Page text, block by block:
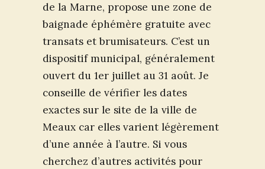
de la Marne, propose une zone de
baignade éphémère gratuite avec
transats et brumisateurs. C’est un
dispositif municipal, généralement
ouvert du 1er juillet au 31 août. Je
conseille de vérifier les dates
exactes sur le site de la ville de
Meaux car elles varient légèrement
d’une année à l’autre. Si vous
cherchez d’autres activités pour